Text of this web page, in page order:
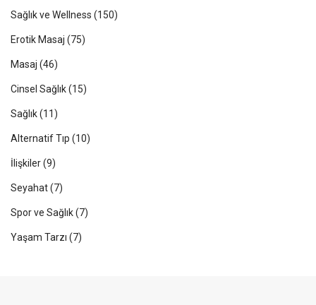
Sağlık ve Wellness (150)
Erotik Masaj (75)
Masaj (46)
Cinsel Sağlık(15)
Sağlık(11)
Alternatif Tıp (10)
İlişkiler(9)
Seyahat(7)
Spor ve Sağlık(7)
Yaşam Tarzı (7)